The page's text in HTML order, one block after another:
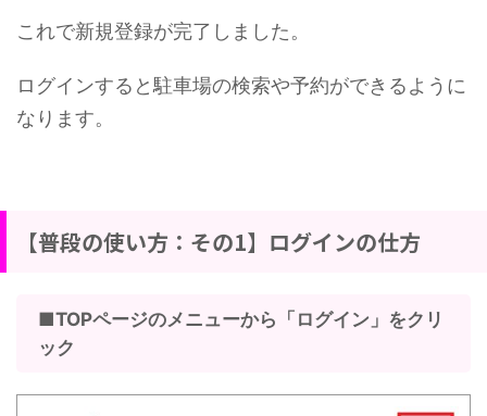
これで新規登録が完了しました。
ログインすると駐車場の検索や予約ができるように
なります。
【普段の使い方：その1】ログインの仕方
■TOPページのメニューから「ログイン」をクリ
ック